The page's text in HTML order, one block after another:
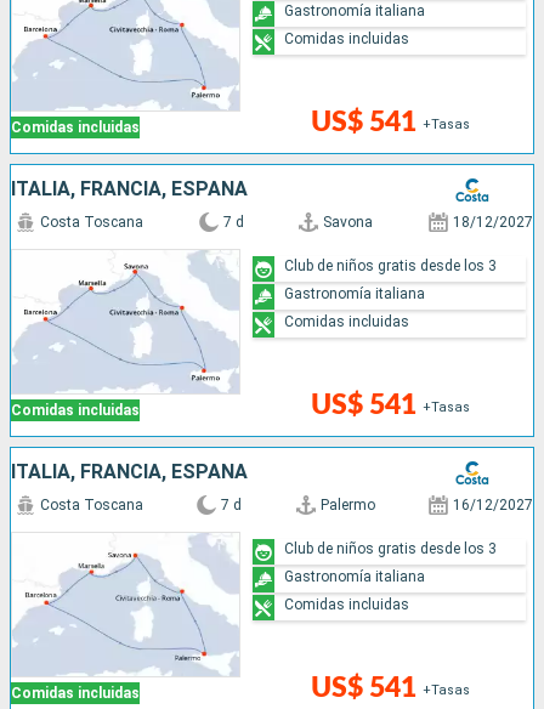
Comidas incluidas US$ 541 +Tasas
Gastronomía italiana
Comidas incluidas
ITALIA, FRANCIA, ESPAÑA
Comidas incluidas
Costa Toscana 7 d Savona 18/12/2027
US$ 541 +Tasas
Club de niños gratis desde los 3
Gastronomía italiana
Comidas incluidas
ITALIA, FRANCIA, ESPAÑA
Comidas incluidas
Costa Toscana 7 d Palermo 16/12/2027
US$ 541 +Tasas
Club de niños gratis desde los 3
Gastronomía italiana
Comidas incluidas